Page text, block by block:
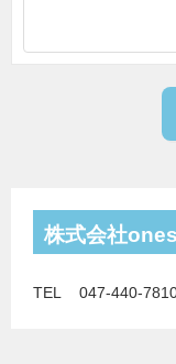
株式会社
TEL 047-